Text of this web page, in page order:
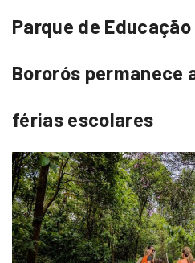
Parque de
Bororós permanece
férias escolares